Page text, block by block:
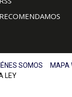
RECOMENDAMOS
SOMOS MAPA
LEY